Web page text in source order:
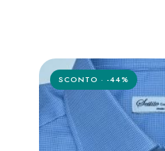
SCONTO · -44%